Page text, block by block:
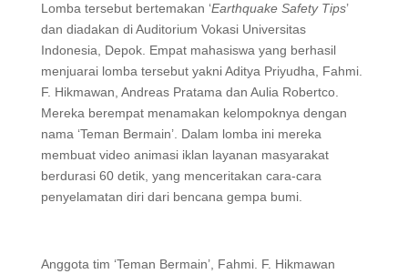
Lomba tersebut bertemakan ‘Earthquake Safety Tips’
dan diadakan di Auditorium Vokasi Universitas
Indonesia, Depok. Empat mahasiswa yang berhasil
menjuarai lomba tersebut yakni Aditya Priyudha, Fahmi.
F. Hikmawan, Andreas Pratama dan Aulia Robertco.
Mereka berempat menamakan kelompoknya dengan
nama ‘Teman Bermain’. Dalam lomba ini mereka
membuat video animasi iklan layanan masyarakat
berdurasi 60 detik, yang menceritakan cara-cara
penyelamatan diri dari bencana gempa bumi.
Anggota tim ‘Teman Bermain’, Fahmi. F. Hikmawan